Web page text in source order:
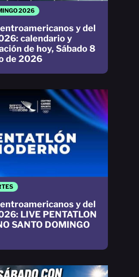
y del
LIVE PENTATLON
SANTO DOMINGO
2026
y del
calendario y
de hoy, Sábado 8
de 2026